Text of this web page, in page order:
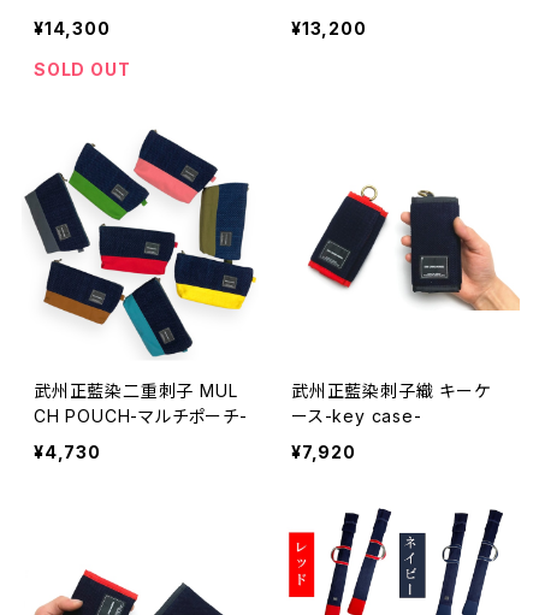
¥14,300
SOLD OUT
¥13,200
武州正藍染二重刺子 MUL
CH POUCH-マルチポーチ-
¥4,730
武州正藍染刺子織 キーケ
ース-key case-
¥7,920